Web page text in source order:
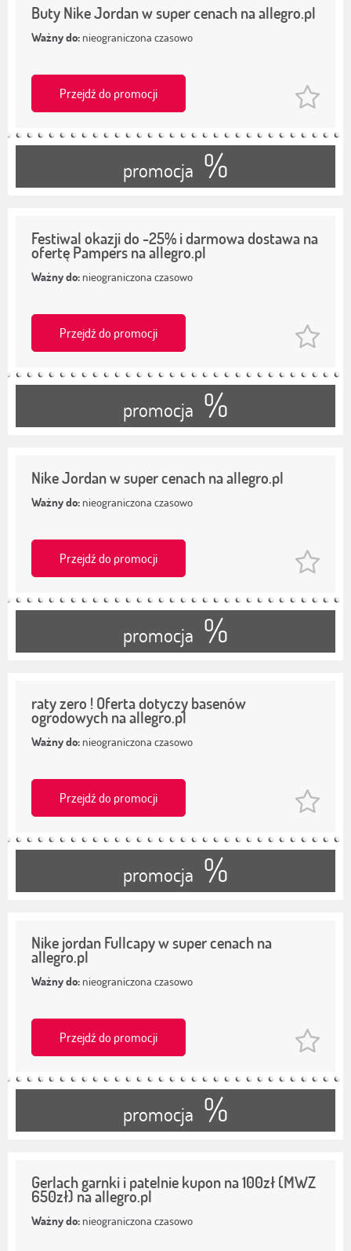
Buty Nike Jordan w super cenach na allegro.pl
Ważny do: nieograniczona czasowo
Przejdź do promocji
promocja %
Festiwal okazji do -25% i darmowa dostawa na
ofertę Pampers na allegro.pl
Ważny do: nieograniczona czasowo
Przejdź do promocji
promocja %
Nike Jordan w super cenach na allegro.pl
Ważny do: nieograniczona czasowo
Przejdź do promocji
promocja %
raty zero ! Oferta dotyczy basenów
ogrodowych na allegro.pl
Ważny do: nieograniczona czasowo
Przejdź do promocji
promocja %
Nike jordan Fullcapy w super cenach na
allegro.pl
Ważny do: nieograniczona czasowo
Przejdź do promocji
promocja %
Gerlach garnki i patelnie kupon na 100zł (MWZ
650zł) na allegro.pl
Ważny do: nieograniczona czasowo